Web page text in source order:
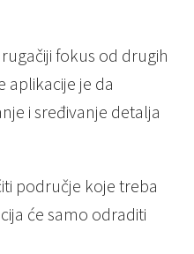
fokus od drugih
aplikacije je da
i sređivanje detalja
područje koje treba
će samo odraditi